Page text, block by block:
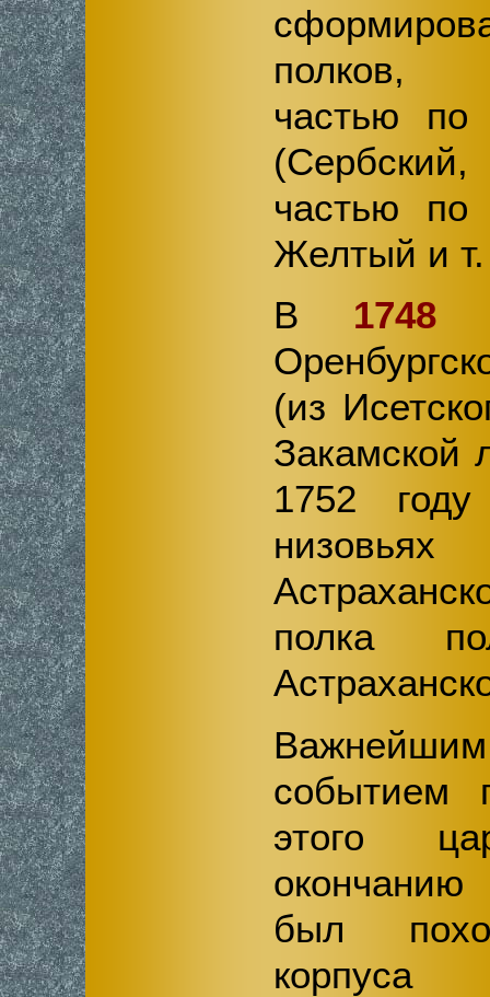
полков,
частью по
частью по
Желтый и
В 1748
(из
Закамской
1752
полка
событием
этого
был
корпуса